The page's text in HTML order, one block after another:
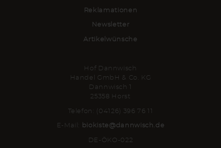
Reklamationen
Newsletter
Artikelwünsche
Hof Dannwisch
Handel GmbH & Co. KG
Dannwisch 1
25358 Horst
Telefon: (04126) 396 76 11
E-Mail: biokiste@dannwisch.de
DE-ÖKO-022